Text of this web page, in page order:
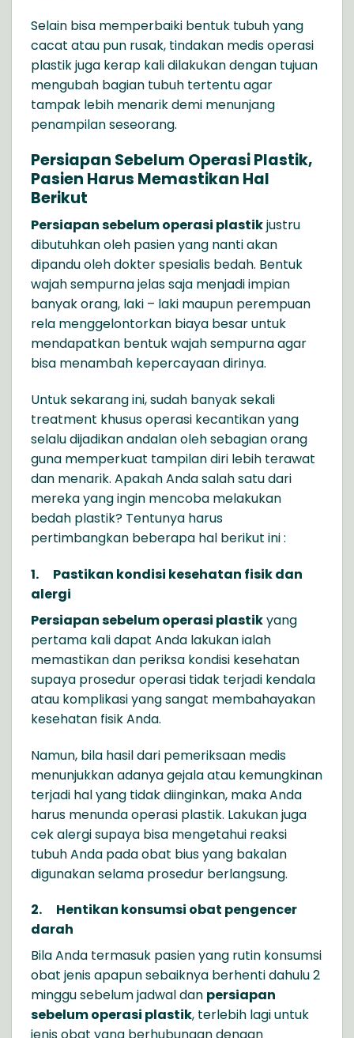
Selain bisa memperbaiki bentuk tubuh yang
cacat atau pun rusak, tindakan medis operasi
plastik juga kerap kali dilakukan dengan tujuan
mengubah bagian tubuh tertentu agar
tampak lebih menarik demi menunjang
penampilan seseorang.
Persiapan Sebelum Operasi Plastik,
Pasien Harus Memastikan Hal
Berikut
Persiapan sebelum operasi plastikjustru
dibutuhkan oleh pasien yang nanti akan
dipandu oleh dokter spesialis bedah. Bentuk
wajah sempurna jelas saja menjadi impian
banyak orang, laki – laki maupun perempuan
rela menggelontorkan biaya besar untuk
mendapatkan bentuk wajah sempurna agar
bisa menambah kepercayaan dirinya.
Untuk sekarang ini, sudah banyak sekali
treatment khusus operasi kecantikan yang
selalu dijadikan andalan oleh sebagian orang
guna memperkuat tampilan diri lebih terawat
dan menarik. Apakah Anda salah satu dari
mereka yang ingin mencoba melakukan
bedah plastik? Tentunya harus
pertimbangkan beberapa hal berikut ini :
1. Pastikan kondisi kesehatan fisik dan
alergi
Persiapan sebelum operasi plastikyang
pertama kali dapat Anda lakukan ialah
memastikan dan periksa kondisi kesehatan
supaya prosedur operasi tidak terjadi kendala
atau komplikasi yang sangat membahayakan
kesehatan fisik Anda.
Namun, bila hasil dari pemeriksaan medis
menunjukkan adanya gejala atau kemungkinan
terjadi hal yang tidak diinginkan, maka Anda
harus menunda operasi plastik. Lakukan juga
cek alergi supaya bisa mengetahui reaksi
tubuh Anda pada obat bius yang bakalan
digunakan selama prosedur berlangsung.
2. Hentikan konsumsi obat pengencer
darah
Bila Anda termasuk pasien yang rutin konsumsi
obat jenis apapun sebaiknya berhenti dahulu 2
minggu sebelum jadwal dan persiapan
sebelum operasi plastik, terlebih lagi untuk